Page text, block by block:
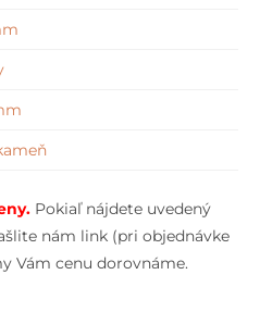
y. Pokiaľ nájdete uvedený
nám link (pri objednávke
Vám cenu dorovnáme.